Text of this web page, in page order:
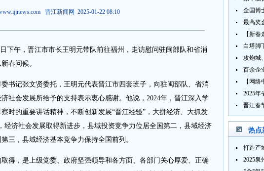
晋江新闻网 2025-01-22 08:10
下午，晋江市市长王明元带队前往福州，走访慰问驻闽部队和省消
春问候。
书记张文贤委托，王明元代表晋江市四套班子，向驻闽部队、省消
社会发展所给予的支持表示衷心感谢。他说，2024年，晋江深入学
时的重要讲话精神，不断创新发展“晋江经验”，大拼经济、大抓发
经济社会发展取得新进步，县域投资竞争力位居全国第二，县域经济
三，县域经济基本竞争力保持全国前列。
得，是上级党委、政府坚强领导和各方面、各部门关心厚爱、正确
【新
白塔脚
百余企
2025年
热点
2025泉